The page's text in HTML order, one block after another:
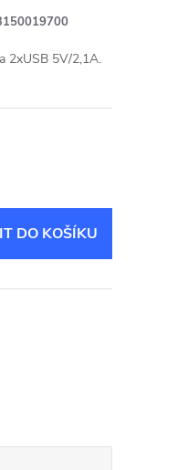
2xUSB 5V/2,1A.
DO KOŠÍKU